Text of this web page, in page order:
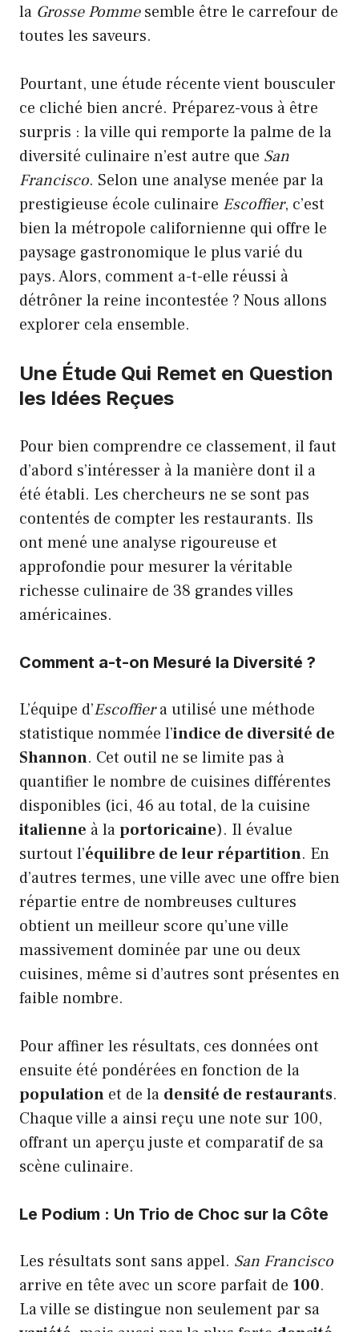
la Grosse Pommesemble être le carrefour de
toutes les saveurs.
Pourtant, une étude récente vient bousculer
ce cliché bien ancré. Préparez-vous à être
surpris : la ville qui remporte la palme de la
diversité culinaire n’est autre que San
Francisco. Selon une analyse menée par la
prestigieuse école culinaire Escoffier, c’est
bien la métropole californienne qui offre le
paysage gastronomique le plus varié du
pays. Alors, comment a-t-elle réussi à
détrôner la reine incontestée ? Nous allons
explorer cela ensemble.
Une Étude Qui Remet en Question
les Idées Reçues
Pour bien comprendre ce classement, il faut
d’abord s’intéresser à la manière dont il a
été établi. Les chercheurs ne se sont pas
contentés de compter les restaurants. Ils
ont mené une analyse rigoureuse et
approfondie pour mesurer la véritable
richesse culinaire de 38 grandes villes
américaines.
Comment a-t-on Mesuré la Diversité ?
L’équipe d’Escoffiera utilisé une méthode
statistique nommée l’indice de diversité de
Shannon. Cet outil ne se limite pas à
quantifier le nombre de cuisines différentes
disponibles (ici, 46 au total, de la cuisine
italienne à laportoricaine). Il évalue
surtout l’équilibre de leur répartition. En
d’autres termes, une ville avec une offre bien
répartie entre de nombreuses cultures
obtient un meilleur score qu’une ville
massivement dominée par une ou deux
cuisines, même si d’autres sont présentes en
faible nombre.
Pour affiner les résultats, ces données ont
ensuite été pondérées en fonction de la
population et de la densité de restaurants.
Chaque ville a ainsi reçu une note sur 100,
offrant un aperçu juste et comparatif de sa
scène culinaire.
Le Podium : Un Trio de Choc sur la Côte
Les résultats sont sans appel. San Francisco
arrive en tête avec un score parfait de 100.
La ville se distingue non seulement par sa